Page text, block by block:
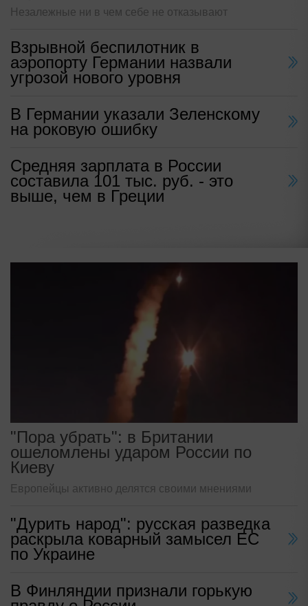
Незалежные ни в чем себе не отказывают
Взрывной беспилотник в
аэропорту Германии назвали
угрозой нового уровня
В Германии указали Зеленскому
на роковую ошибку
Средняя зарплата в России
составила 101 тыс. руб. - это
выше, чем в Греции
"Пора убрать": в Британии
ошеломлены ударом России по
Киеву
Европейцы активно делятся своими мнениями
"Дурить народ": русская разведка
раскрыла коварный замысел ЕС
по Украине
В Финляндии признали горькую